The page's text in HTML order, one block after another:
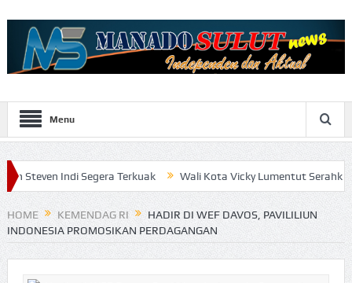
Menu
Segera Terkuak Wali Kota Vicky Lumentut Serahkan LKPD 2019
HOME KEMENDAG RI
HADIR DI WEF DAVOS, PAVILILIUN
INDONESIA PROMOSIKAN PERDAGANGAN